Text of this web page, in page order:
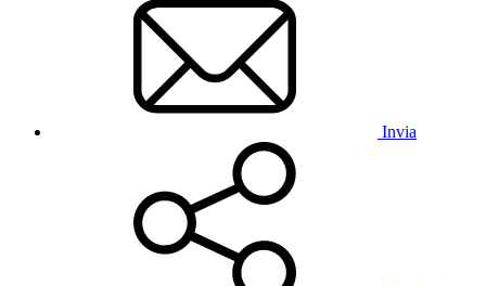
Invia